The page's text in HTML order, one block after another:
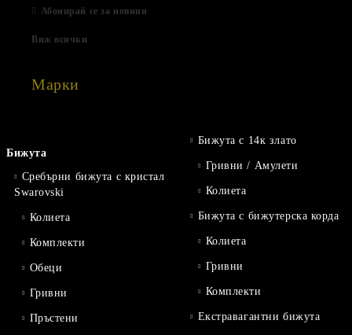
Абонирай се за новини
Виж всички
Марки
Бижута
Сребърни бижута с кристал
Swarovski
Колиета
Комплекти
Обеци
Гривни
Пръстени
Бижута с 14к злато
Гривни / Амулети
Колиета
Бижута с бижутерска корда
Колиета
Гривни
Комплекти
Екстравагантни бижута